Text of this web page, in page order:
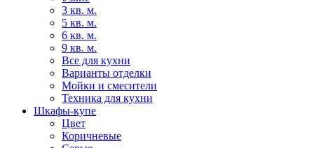
3 кв. м.
5 кв. м.
6 кв. м.
9 кв. м.
Все для кухни
Варианты отделки
Мойки и смесители
Техника для кухни
Шкафы-купе
Цвет
Коричневые